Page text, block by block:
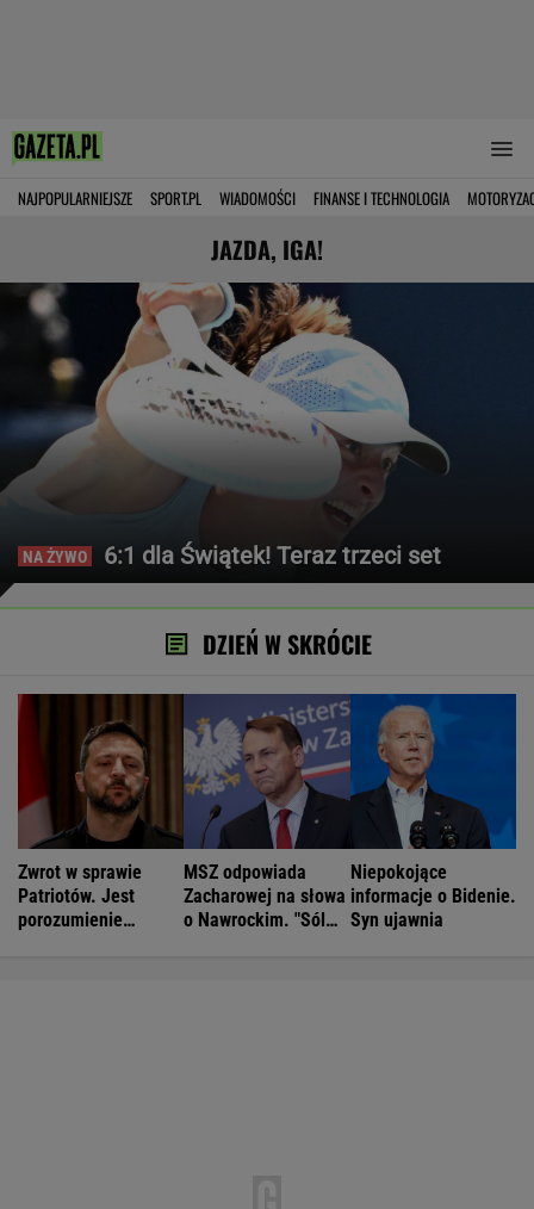
NAJPOPULARNIEJSZE SPORT.PL WIADOMOŚCI FINANSE I TECHNOLOGIA
JAZDA, IGA!
6:1 dla Świątek! Teraz trzeci set
DZIEŃ W SKRÓCIE
Zwrot w sprawie
Patriotów. Jest
porozumienie
MSZ odpowiada
Zacharowej na słowa
o Nawrockim. "Sól
Niepokojące
informacje o Bidenie.
Syn ujawnia